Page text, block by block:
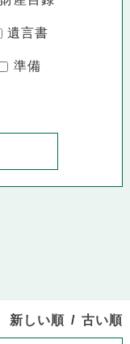
遺言書
準備
新しい順 古い順